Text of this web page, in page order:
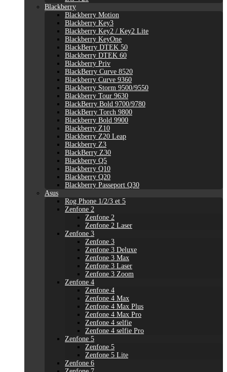
Blackberry
Blackberry Motion
Blackberry Key3
Blackberry Key2 / Key2 Lite
Blackberry KeyOne
BlackBerry DTEK 50
Blackberry DTEK 60
Blackberry Priv
BlackBerry Curve 8520
Blackberry Curve 9360
Blackberry Storm 9500/9550
Blackberry Tour 9630
BlackBerry Bold 9700/9780
BlackBerry Torch 9800
Blackberry Bold 9900
Blackberry Z10
Blackberry Z20 Leap
Blackberry Z3
BlackBerry Z30
Blackberry Q5
Blackberry Q10
Blackberry Q20
Blackberry Passeport Q30
Asus
Rog Phone 1/2/3 et 5
Zenfone 2
Zenfone 2
Zenfone 2 Laser
Zenfone 3
Zenfone 3
Zenfone 3 Deluxe
Zenfone 3 Max
Zenfone 3 Laser
Zenfone 3 Zoom
Zenfone 4
Zenfone 4
Zenfone 4 Max
Zenfone 4 Max Plus
Zenfone 4 Max Pro
Zenfone 4 selfie
Zenfone 4 selfie Pro
Zenfone 5
Zenfone 5
Zenfone 5 Lite
Zenfone 6